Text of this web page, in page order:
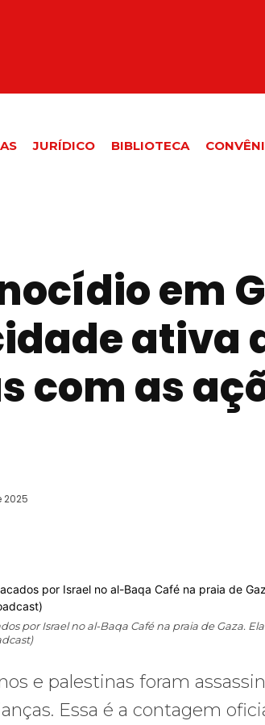
JURÍDICO BIBLIOTECA
em
ativa
com as
2025
por Israel no al-Baqa Café na praia de Gaza. Ela
e palestinas foram
Essa é a contagem